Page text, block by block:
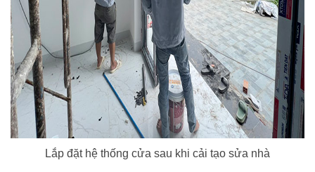
Lắp đặt hệ thống cửa sau khi cải tạo sửa nhà